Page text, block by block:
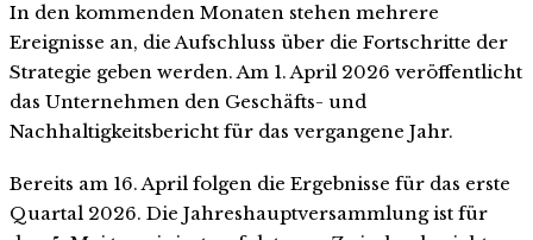
In den kommenden Monaten stehen mehrere
Ereignisse an, die Aufschluss über die Fortschritte der
Strategie geben werden. Am 1. April 2026 veröffentlicht
das Unternehmen den Geschäfts- und
Nachhaltigkeitsbericht für das vergangene Jahr.
Bereits am 16. April folgen die Ergebnisse für das erste
Quartal 2026. Die Jahreshauptversammlung ist für